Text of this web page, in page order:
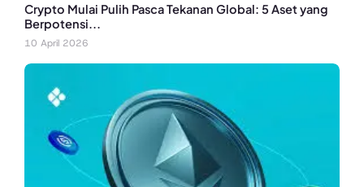
Crypto Mulai Pulih Pasca Tekanan Global: 5 Aset yang
Berpotensi...
10 April 2026